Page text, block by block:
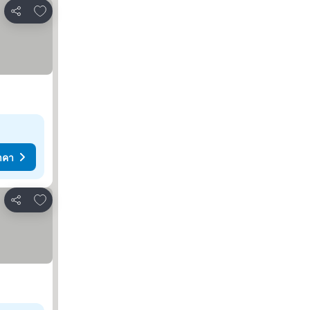
แชร์
เพิ่มในรายการโปรด
า
แชร์
เพิ่มในรายการโปรด